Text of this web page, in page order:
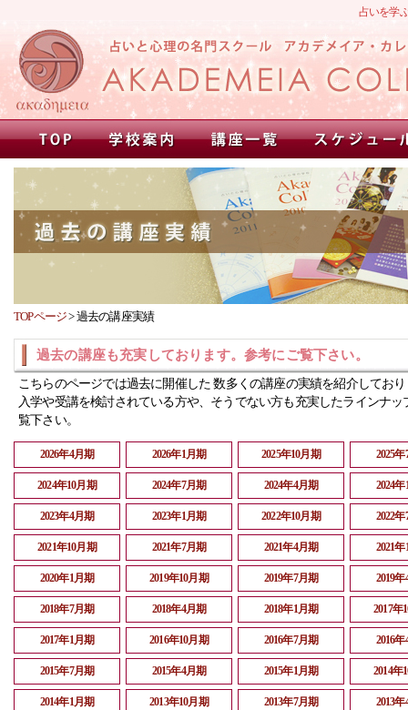
占いを学
TOPページ>過去の講座実績
過去の講座も充実しております。参考にご覧下さい。
こちらのページでは過去に開催した 数多くの講座の実績を紹介してお
入学や受講を検討されている方や、そうでない方も充実したラインナッ
覧下さい。
2026年4月期 2026年1月期 2025年10月期 2025
2024年10月期 2024年7月期 2024年4月期 2024
2023年4月期 2023年1月期 2022年10月期 2022
2021年10月期 2021年7月期 2021年4月期 2021
2020年1月期 2019年10月期 2019年7月期 2019
2018年7月期 2018年4月期 2018年1月期 2017年
2017年1月期 2016年10月期 2016年7月期 2016
2015年7月期 2015年4月期 2015年1月期 2014年
2014年1月期 2013年10月期 2013年7月期 2013